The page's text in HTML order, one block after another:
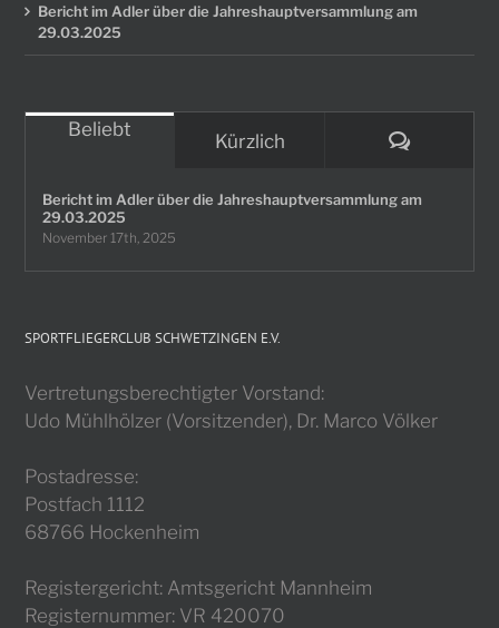
Bericht im Adler über die Jahreshauptversammlung am
29.03.2025
Beliebt
Kürzlich
Bericht im Adler über die Jahreshauptversammlung am
29.03.2025
November 17th, 2025
SPORTFLIEGERCLUB SCHWETZINGEN E.V.
Vertretungsberechtigter Vorstand:
Udo Mühlhölzer (Vorsitzender), Dr. Marco Völker
Postadresse:
Postfach 1112
68766 Hockenheim
Registergericht: Amtsgericht Mannheim
Registernummer: VR 420070